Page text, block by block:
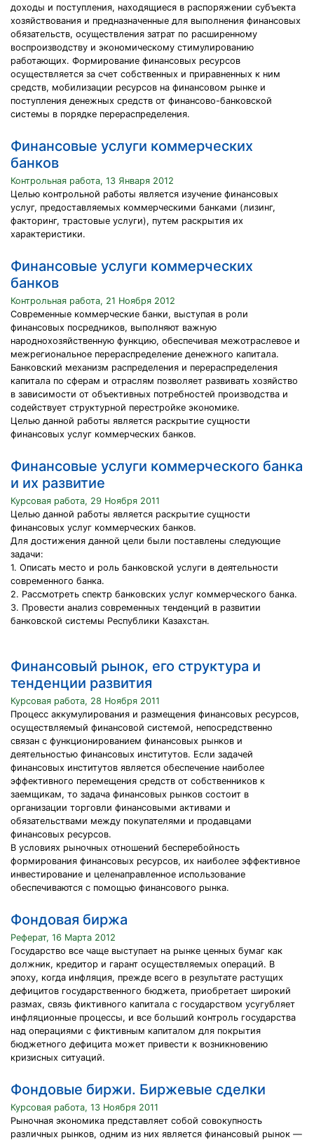
доходы и поступления, находящиеся в распоряжении субъекта
хозяйствования и предназначенные для выполнения финансовых
обязательств, осуществления затрат по расширенному
воспроизводству и экономическому стимулированию
работающих. Формирование финансовых ресурсов
осуществляется за счет собственных и приравненных к ним
средств, мобилизации ресурсов на финансовом рынке и
поступления денежных средств от финансово-банковской
системы в порядке перераспределения.
Финансовые услуги коммерческих
банков
Контрольная работа, 13 Января 2012
Целью контрольной работы является изучение финансовых
услуг, предоставляемых коммерческими банками (лизинг,
факторинг, трастовые услуги), путем раскрытия их
характеристики.
Финансовые услуги коммерческих
банков
Контрольная работа, 21 Ноября 2012
Современные коммерческие банки, выступая в роли
финансовых посредников, выполняют важную
народнохозяйственную функцию, обеспечивая межотраслевое и
межрегиональное перераспределение денежного капитала.
Банковский механизм распределения и перераспределения
капитала по сферам и отраслям позволяет развивать хозяйство
в зависимости от объективных потребностей производства и
содействует структурной перестройке экономике.
Целью данной работы является раскрытие сущности
финансовых услуг коммерческих банков.
Финансовые услуги коммерческого банка
и их развитие
Курсовая работа, 29 Ноября 2011
Целью данной работы является раскрытие сущности
финансовых услуг коммерческих банков.
Для достижения данной цели были поставлены следующие
задачи:
1. Описать место и роль банковской услуги в деятельности
современного банка.
2. Рассмотреть спектр банковских услуг коммерческого банка.
3. Провести анализ современных тенденций в развитии
банковской системы Республики Казахстан.
Финансовый рынок, его структура и
тенденции развития
Курсовая работа, 28 Ноября 2011
Процесс аккумулирования и размещения финансовых ресурсов,
осуществляемый финансовой системой, непосредственно
связан с функционированием финансовых рынков и
деятельностью финансовых институтов. Если задачей
финансовых институтов является обеспечение наиболее
эффективного перемещения средств от собственников к
заемщикам, то задача финансовых рынков состоит в
организации торговли финансовыми активами и
обязательствами между покупателями и продавцами
финансовых ресурсов.
В условиях рыночных отношений бесперебойность
формирования финансовых ресурсов, их наиболее эффективное
инвестирование и целенаправленное использование
обеспечиваются с помощью финансового рынка.
Фондовая биржа
Реферат, 16 Марта 2012
Государство все чаще выступает на рынке ценных бумаг как
должник, кредитор и гарант осуществляемых операций. В
эпоху, когда инфляция, прежде всего в результате растущих
дефицитов государственного бюджета, приобретает широкий
размах, связь фиктивного капитала с государством усугубляет
инфляционные процессы, и все больший контроль государства
над операциями с фиктивным капиталом для покрытия
бюджетного дефицита может привести к возникновению
кризисных ситуаций.
Фондовые биржи. Биржевые сделки
Курсовая работа, 13 Ноября 2011
Рыночная экономика представляет собой совокупность
различных рынков, одним из них является финансовый рынок —